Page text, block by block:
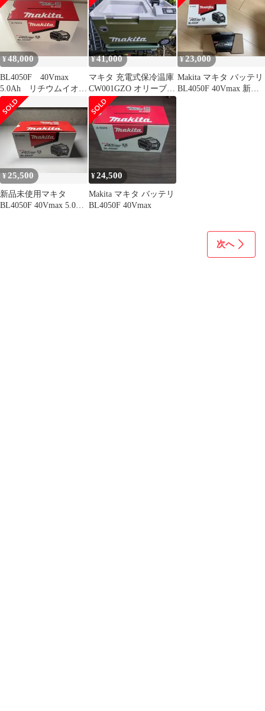
速充電器 収納ケース セ
ット バッテリー
BL4050F 防災 40V
40Vmax 純正
MUN001GZ ヘッジトリ
マー 充電式 純正品 生
垣 高枝 剪定 バッテリ
ー式 純正
¥48,000
BL4050F 40Vmax
5.0Ah リチウムイオン
バッテリ 2個セット
¥41,000
マキタ 充電式保冷温庫
CW001GZO オリーブ
40Vmax 本体のみ
¥23,000
Makita マキタ バッテリ
BL4050F 40Vmax 新品
¥25,500
新品未使用マキタ
BL4050F 40Vmax 5.0Ah
¥24,500
Makita マキタ バッテリ
BL4050F 40Vmax
次へ